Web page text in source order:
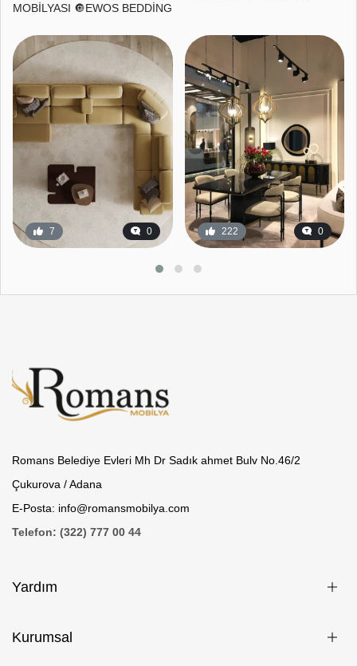
MOBİLYASI 🔘EWOS BEDDİNG
7 0 222 0
Romans Belediye Evleri Mh Dr Sadık ahmet Bulv No.46/2
Çukurova / Adana
E-Posta: info@romansmobilya.com
Telefon: (322) 777 00 44
Yardım
Kurumsal